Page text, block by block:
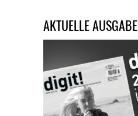
AKTUELLE AUSGABE